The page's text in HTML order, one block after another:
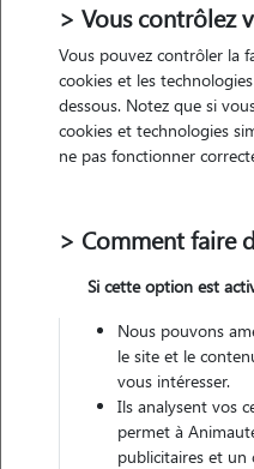
• 30 ans
Promenades
Pas d'animaux
L'envoi d'une
> Vous contrôlez
Vous pouvez contrôler la
cookies et les
dessous. Notez que si
cookies et technologies
ne pas fonctionner
> Comment faire
Si cette option est
Nous pouvons
le site et le
vous intéresser.
Ils analysent vos
permet à
publicitaires et un